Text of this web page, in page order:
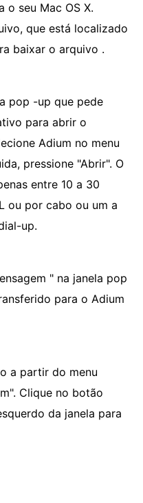
o seu Mac OS X.
que está localizado
baixar o arquivo .
pop -up que pede
para abrir o
Adium no menu
pressione "Abrir". O
entre 10 a 30
ou por cabo ou um a
up.
" na janela pop
para o Adium
a partir do menu
Clique no botão
da janela para